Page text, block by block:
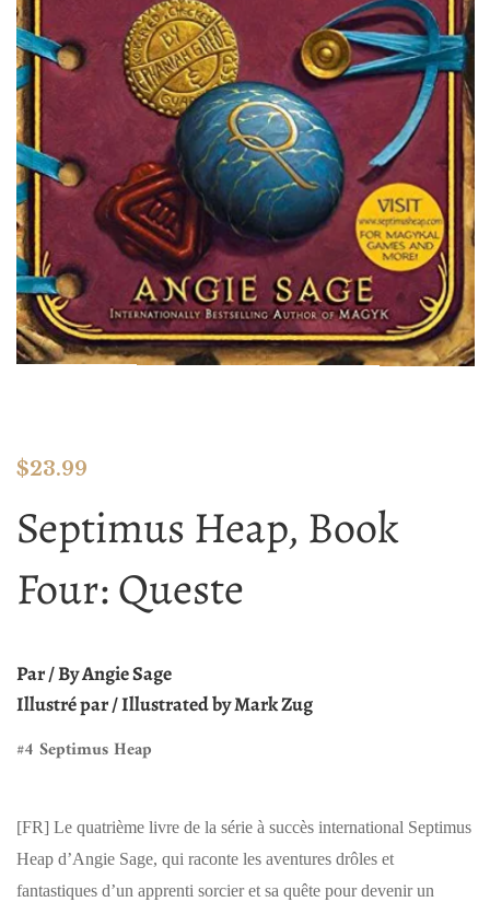
$23.99
Septimus Heap, Book
Four: Queste
Par / By Angie Sage
Illustré par / Illustrated by Mark Zug
#4 Septimus Heap
[FR] Le quatrième livre de la série à succès international Septimus
Heap d’Angie Sage, qui raconte les aventures drôles et
fantastiques d’un apprenti sorcier et sa quête pour devenir un